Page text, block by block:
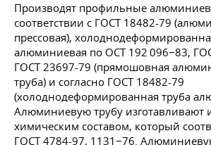
Производят профильные
соответствии с ГОСТ 18482-79
прессовая),
алюминиевая по ОСТ 192 096−83,
ГОСТ 23697-79 (прямошовная
труба) и согласно ГОСТ 18482-79
(холоднодеформированная труба
Алюминиевую трубу изготавливают
химическим составом, который
ГОСТ 4784-97, 1131−76.